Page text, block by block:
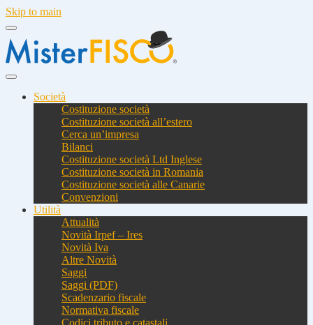
Skip to main
Società
Costituzione società
Costituzione società all’estero
Cerca un’impresa
Bilanci
Costituzione società Ltd Inglese
Costituzione società in Romania
Costituzione società alle Canarie
Convenzioni
Utilità
Attualità
Novità Irpef – Ires
Novità Iva
Altre Novità
Saggi
Saggi (PDF)
Scadenzario fiscale
Normativa fiscale
Codici tributo e catastali